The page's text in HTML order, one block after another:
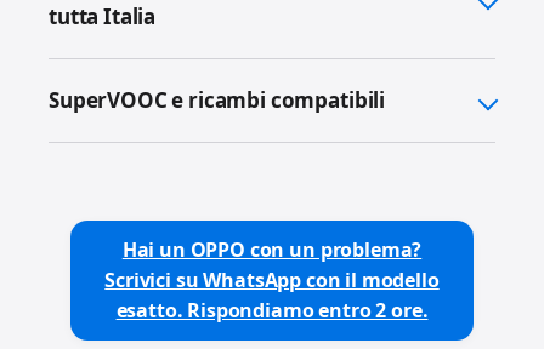
tutta Italia
SuperVOOC e ricambi compatibili
Hai un OPPO con un problema?
Scrivici su WhatsApp con il modello
esatto. Rispondiamo entro 2 ore.